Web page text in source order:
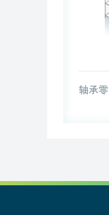
轴承